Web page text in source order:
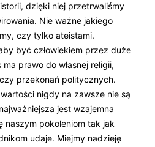
dzięki niej przetrwaliśmy
Nie ważne jakiego
czy tylko ateistami.
być człowiekiem przez duże
prawo do własnej religii,
przekonań politycznych.
nigdy na zawsze nie są
jest wzajemna
naszym pokoleniom tak jak
udaje. Miejmy nadzieję